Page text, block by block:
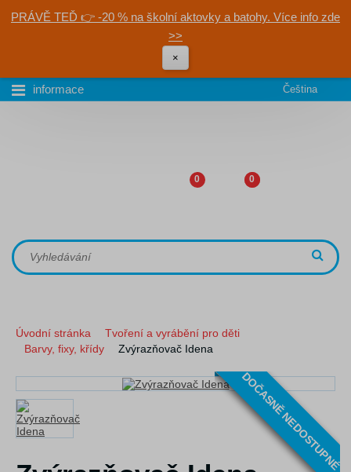
PRÁVĚ TEĎ 👉 -20 % na školní aktovky a batohy. Více info zde
>>
×
informace Čeština
0 0
Úvodní stránka
Tvoření a vyrábění pro děti
Barvy, fixy, křídy
Zvýrazňovač Idena
DOČASNĚ NEDOSTUPNÉ